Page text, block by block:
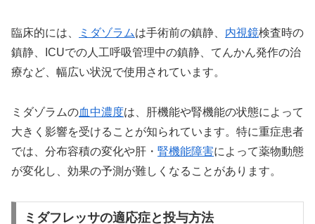
臨床的には、 ミダゾラムは手術前の鎮静、 内視鏡検査時の
鎮静、ICUでの人工呼吸管理中の鎮静、てんかん発作の治
療など、幅広い状況で使用されています。
ミダゾラムの血中濃度は、肝機能や腎機能の状態によって
大きく影響を受けることが知られています。特に重症患者
では、分布容積の変化や肝・ 腎機能障害によって薬物動態
が変化し、効果の予測が難しくなることがあります。
ミダフレッサの適応症と投与方法